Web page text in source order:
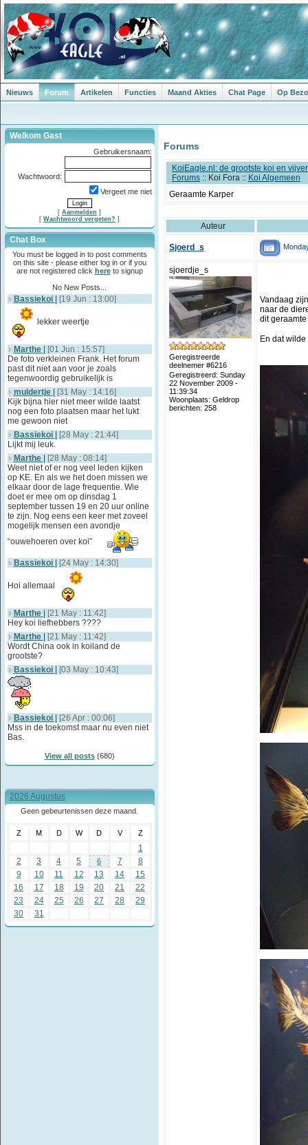
Nieuws Forum Artikelen Functies Maand Akties Chat Page Op
Welkom Gast
Gebruikersnaam:
Wachtwoord:
Vergeet me niet
[ Aanmelden ]
[ Wachtwoord vergeten? ]
Chat Box
You must be logged in to post comments
on this site - please either log in or if you
are not registered click hereto signup
No New Posts...
Bassiekoi [19 Jun : 13:00]
lekker weertje
Marthe
[01 Jun : 15:57]
De foto verkleinen Frank. Het forum
past dit niet aan voor je zoals
tegenwoordig gebruikelijk is
muldertje
[31 May : 14:16]
Kijk bijna hier niet meer wilde laatst
nog een foto plaatsen maar het lukt
me gewoon niet
Bassiekoi
[28 May : 21:44]
Lijkt mij leuk.
Marthe
[28 May : 08:14]
Weet niet of er nog veel leden kijken
op KE. En als we het doen missen we
elkaar door de lage frequentie. Wie
doet er mee om op dinsdag 1
september tussen 19 en 20 uur online
te zijn. Nog eens een keer met zoveel
mogelijk mensen een avondje
“ouwehoeren over koi”
Bassiekoi [24 May : 14:30]
Hoi allemaal
Marthe
[21 May : 11:42]
Hey koi liefhebbers ????
Marthe
[21 May : 11:42]
Wordt China ook in koiland de
grootste?
Bassiekoi
[03 May : 10:43]
Bassiekoi
[26 Apr : 00:06]
Mss in de toekomst maar nu even niet
Bas.
View all posts(680)
2026 Augustus
Geen gebeurtenissen deze maand.
Z M D W D V Z
1
2
3 4 5 6 7
8
9
10 11 12 13 14
15
16
17 18 19 20 21
22
23
24 25 26 27 28
29
30
31
Forums
KoiEagle.nl: de grootste koi en
Forums :: Koi Fora :: Koi Algemeen
Geraamte Karper
Auteur
Sjoerd_s
sjoerdje_s
Geregistreerde
deelnemer #6216
Geregistreerd: Sunday
22 November 2009 -
11:39:34
Woonplaats: Geldrop
berichten: 258
Vandaag
naar de
dit
En dat